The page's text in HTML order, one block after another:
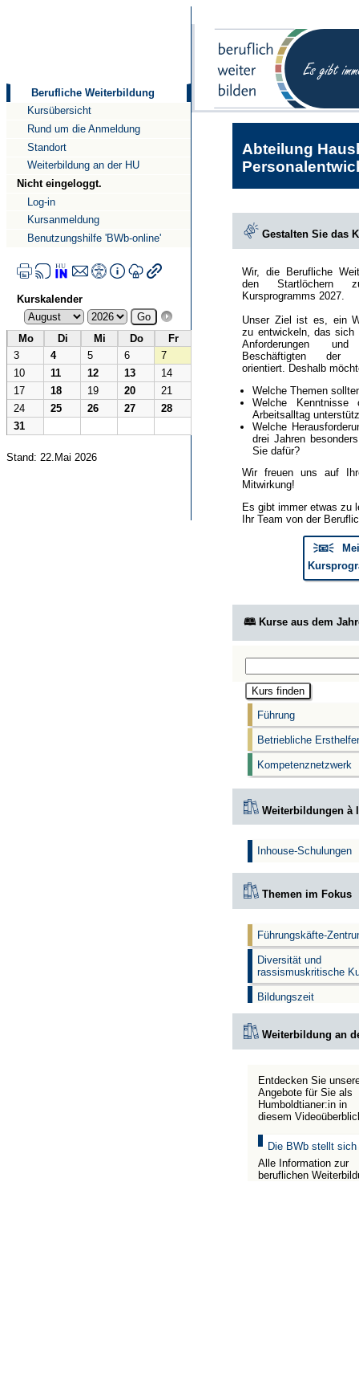
Berufliche Weiterbildung
Kursübersicht
Rund um die Anmeldung
Standort
Weiterbildung an der HU
Nicht eingeloggt.
Log-in
Kursanmeldung
Benutzungshilfe 'BWb-online'
Kurskalender
Mo Di Mi Do
Fr
3
4 5 6
7
10
11 12 13
14
17
18 19 20
21
24
25 26 27
28
31
Stand: 22.Mai 2026
Abteilung
Gestalten Sie das
Wir, die Berufliche
den Startlöchern
Kursprogramms 2027.
Unser Ziel ist es, ein
zu entwickeln, das sich
Anforderungen
Beschäftigten der
orientiert. Deshalb
Welche Themen
Welche
Arbeitsalltag
Welche
drei Jahren
Sie dafür?
Wir freuen uns auf
Mitwirkung!
Es gibt immer etwas zu
Ihr Team von der
🗦📧🗧
🕮 Kurse aus dem
Führung
Betriebliche
Kompetenznetzwerk
Weiterbildungen à
Inhouse-Schulungen
Themen im Fokus
Führungskäfte-
Diversität und
rassismuskritische
Bildungszeit
Weiterbildung an
Entdecken Sie
Angebote für Sie als
Humboldtianer:in in
diesem
Die BWb stellt sich
Alle Information zur
beruflichen